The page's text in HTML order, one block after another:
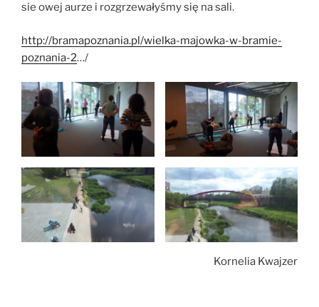
sie owej aurze i rozgrzewałyśmy się na sali.
http://bramapoznania.pl/wielka-majowka-w-bramie-
poznania-2…/
Kornelia Kwajzer